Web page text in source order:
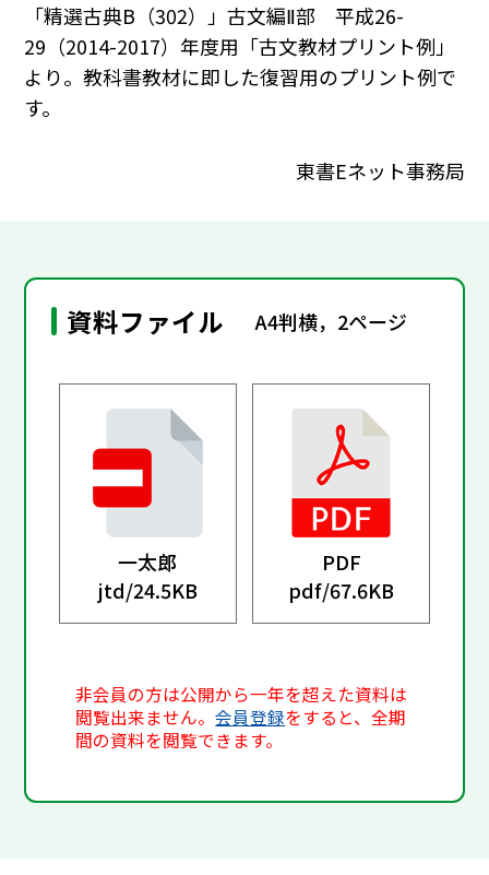
「精選古典B（302）」古文編Ⅱ部 平成26-
29（2014-2017）年度用「古文教材プリント例」
より。教科書教材に即した復習用のプリント例で
す。
東書Eネット事務局
資料ファイル A4判横，2ページ
一太郎
jtd/24.5KB
PDF
pdf/67.6KB
非会員の方は公開から一年を超えた資料は
閲覧出来ません。会員登録をすると、全期
間の資料を閲覧できます。